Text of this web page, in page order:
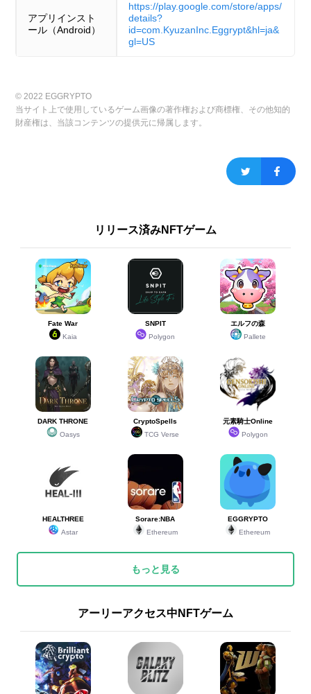
アプリインスト
ール（Android）
https://play.google.com/store/apps/
details?
id=com.KyuzanInc.Eggrypt&hl=ja&
gl=US
© 2022 EGGRYPTO
当サイト上で使用しているゲーム画像の著作権および商標権、その他知的
財産権は、当該コンテンツの提供元に帰属します。
リリース済みNFTゲーム
Fate War
Kaia
SNPIT
Polygon
エルフの森
Pallete
DARK THRONE
Oasys
CryptoSpells
TCG Verse
元素騎士Online
Polygon
HEALTHREE
Astar
Sorare:NBA
Ethereum
EGGRYPTO
Ethereum
もっと見る
アーリーアクセス中NFTゲーム